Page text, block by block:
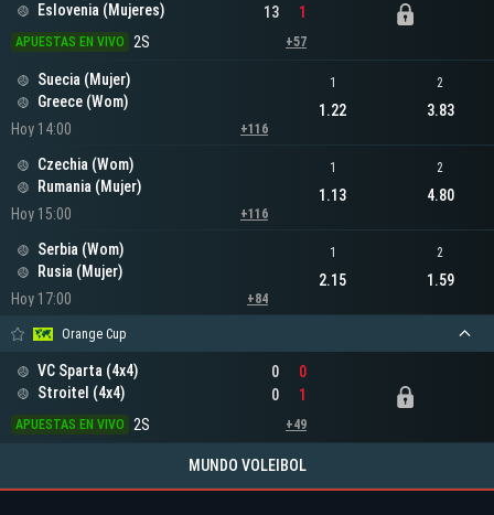
Eslovenia (Mujeres)
13
1
APUESTAS EN VIVO 2S +57
Suecia (Mujer)
Greece (Wom)
Hoy 14:00
+116
1
1.22
2
3.83
Czechia (Wom)
Rumania (Mujer)
Hoy 15:00
+116
1
1.13
2
4.80
Serbia (Wom)
Rusia (Mujer)
Hoy 17:00
+84
1
2.15
2
1.59
Orange Cup
VC Sparta (4x4)
Stroitel (4x4)
0
0
0
1
APUESTAS EN VIVO 2S +49
MUNDO VOLEIBOL